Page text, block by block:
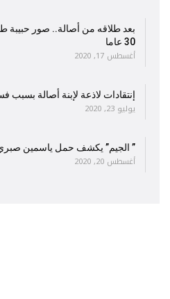
بعد طلاقه من أصالة.. صور حبيبة
30 عاما
أغسطس 17, 2020
إنتقادات لاذعة لإبنة أصالة
يوليو 23, 2020
” الجيم” يكشف حمل ياسمين
أغسطس 20, 2020